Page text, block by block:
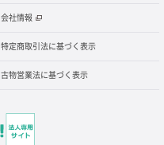
会社情報
特定商取引法に基づく表示
古物営業法に基づく表示